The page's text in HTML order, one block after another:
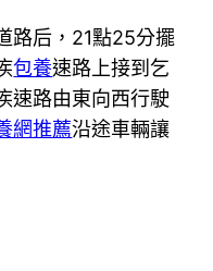
路后，21點25分擺
包養速路上接到乞
速路由東向西行駛
網推薦沿途車輛讓